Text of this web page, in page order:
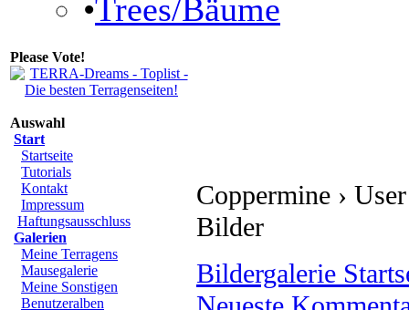
•Trees/Bäume
Please Vote!
Auswahl
Start
Startseite
Tutorials
Kontakt
Impressum
Haftungsausschluss
Galerien
Meine Terragens
Mausegalerie
Meine Sonstigen
Benutzeralben
Coppermine ›
Bilder
Bildergalerie